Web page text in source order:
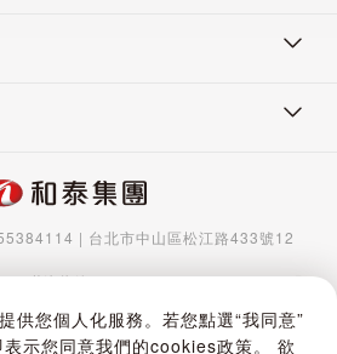
供您個人化服務。若您點選“我同意”
示您同意我們的cookies政策。 欲
| 台北市中山區松江路433號12
| 聯絡信箱：gocs@hotaigo.com.tw| 服
Connected Co.,Ltd | Powered by Hotai